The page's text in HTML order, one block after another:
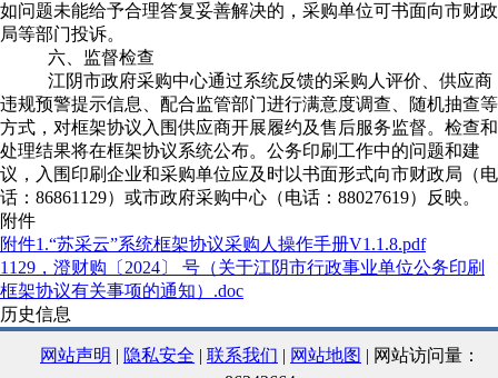
如问题未能给予合理答复妥善解决的，采购单位可书面向市财政
局等部门投诉。
六、监督检查
江阴市政府采购中心通过系统反馈的采购人评价、供应商
违规预警提示信息、配合监管部门进行满意度调查、随机抽查等
方式，对框架协议入围供应商开展履约及售后服务监督。检查和
处理结果将在框架协议系统公布。 公务印刷工作中的问题和建
议，入围印刷企业和采购单位应及时以书面形式向市财政局（电
话： 86861129）或市政府采购中心（电话： 88027619）反映。
附件
附件1.“苏采云”系统框架协议采购人操作手册V1.1.8.pdf
1129，澄财购〔2024〕 号（关于江阴市行政事业单位公务印刷
框架协议有关事项的通知）.doc
历史信息
网站声明 | 隐私安全 | 联系我们 | 网站地图 | 网站访问量：